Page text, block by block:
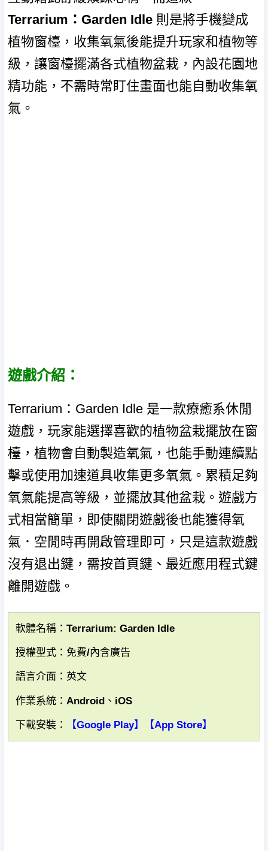
Terrarium：Garden Idle 則是將手機變成
植物窗檯，收集氧氣後能提升玩家和植物等
級，讓窗檯擺滿各式植物盆栽，內設花園地
精功能，不需時常盯住畫面也能自動收集氧
氣。
遊戲介紹：
Terrarium：Garden Idle 是一款療癒系休閒
遊戲，玩家能選擇喜歡的植物盆栽擺放在窗
檯，植物會自動製造氧氣，也能手動連續點
擊或使用加速道具收集更多氧氣。累積足夠
氧氣能提高等級，並擺放其他盆栽。遊戲方
式相當簡單，即使關閉遊戲後也能獲得氧
氣．空閒時再開啟管理即可，只是這款遊戲
沒有退出鍵，需按首頁鍵、最近應用程式鍵
離開遊戲。
軟體名稱：Terrarium: Garden Idle
授權型式：免費/內含廣告
語言介面：英文
作業系統：Android、iOS
下載安裝： 【Google Play】 【App Store】